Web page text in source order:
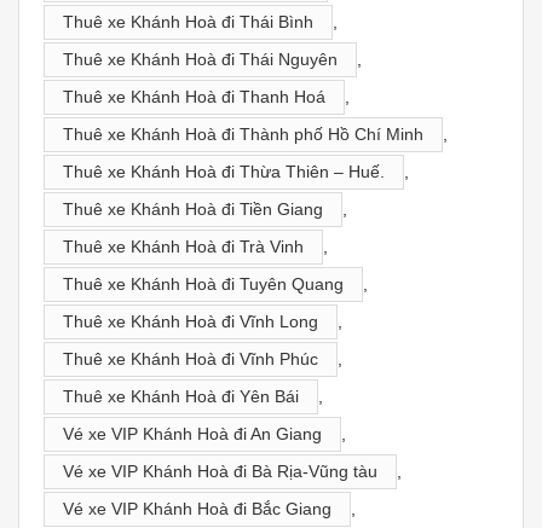
Thuê xe Khánh Hoà đi Thái Bình
,
Thuê xe Khánh Hoà đi Thái Nguyên
,
Thuê xe Khánh Hoà đi Thanh Hoá
,
Thuê xe Khánh Hoà đi Thành phố Hồ Chí Minh
,
Thuê xe Khánh Hoà đi Thừa Thiên – Huế.
,
Thuê xe Khánh Hoà đi Tiền Giang
,
Thuê xe Khánh Hoà đi Trà Vinh
,
Thuê xe Khánh Hoà đi Tuyên Quang
,
Thuê xe Khánh Hoà đi Vĩnh Long
,
Thuê xe Khánh Hoà đi Vĩnh Phúc
,
Thuê xe Khánh Hoà đi Yên Bái
,
Vé xe VIP Khánh Hoà đi An Giang
,
Vé xe VIP Khánh Hoà đi Bà Rịa-Vũng tàu
,
Vé xe VIP Khánh Hoà đi Bắc Giang
,